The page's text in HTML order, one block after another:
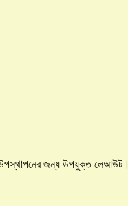
উপস্থাপনের জন্য উপযুক্ত লেআউট।